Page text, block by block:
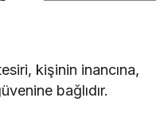
kişinin inancına,
bağlıdır.